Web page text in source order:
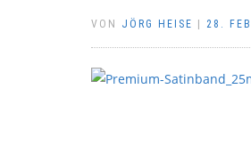
VON JÖRG HEISE 28.